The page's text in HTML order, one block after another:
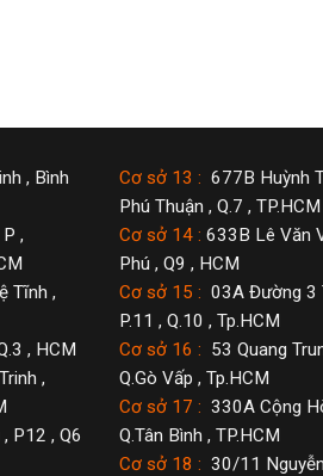
, Bình
,
Tĩnh ,
, HCM
,
P12 , Q6
Cơ sở 13 : 677B Huỳnh
Phú Thuận , Q.7 , TP.HCM
Cơ sở 14 : 633B Lê Văn
Phú , Q9 , HCM
Cơ sở 15 : 03A Đường 3
P.11 , Q.10 , Tp.HCM
Cơ sở 16 : 53 Quang
Q.Gò Vấp , Tp.HCM
Cơ sở 17 : 330A Cộng
Q.Tân Bình , TP.HCM
Cơ sở 18 : 30/11